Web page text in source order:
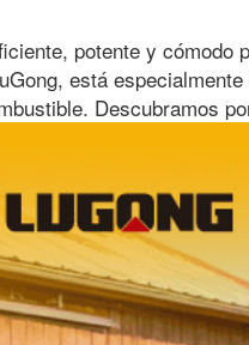
potente y cómodo
está
Descubramos